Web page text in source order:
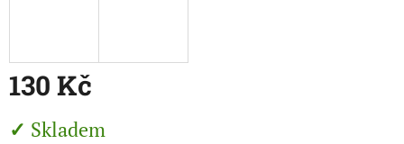
130 Kč
cena:Skladem